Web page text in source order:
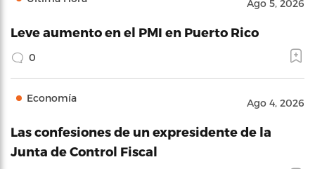
Ago 5, 2026
Leve aumento en el PMI en Puerto Rico
0
Economía Ago 4, 2026
Las confesiones de un expresidente de la
Junta de Control Fiscal